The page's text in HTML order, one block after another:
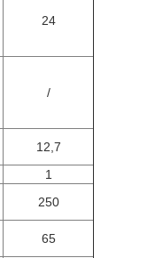
24
/
12,7
1
250
65